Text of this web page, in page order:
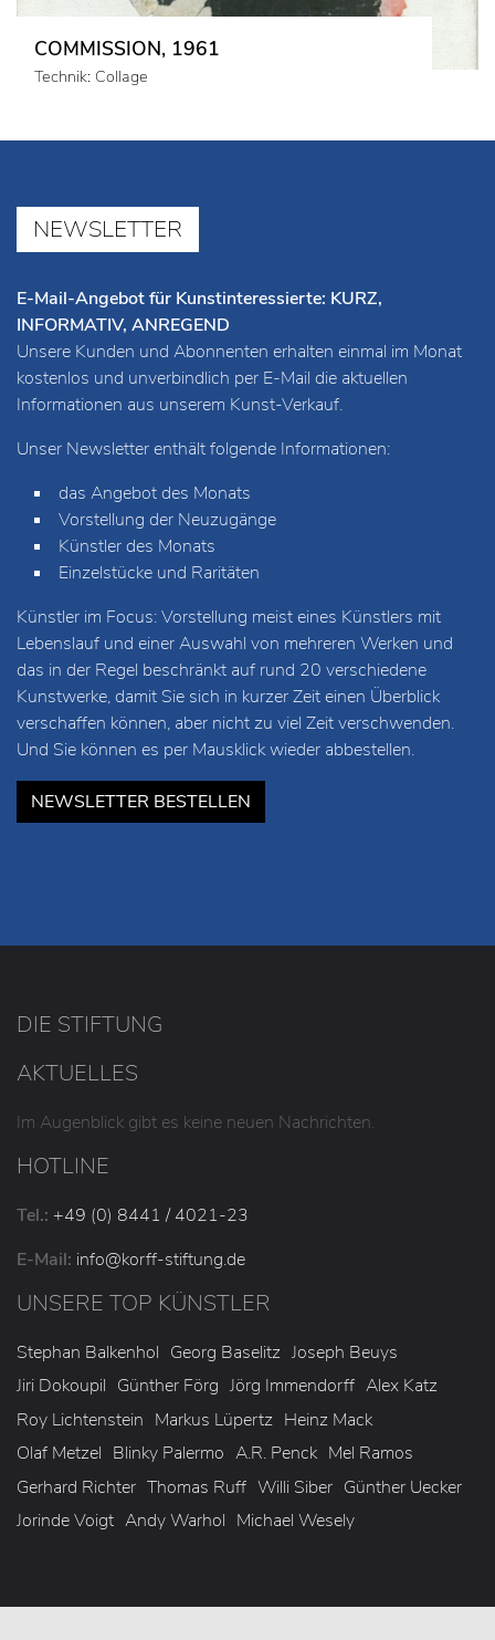
COMMISSION, 1961
Technik: Collage
NEWSLETTER
E-Mail-Angebot für Kunstinteressierte: KURZ,
INFORMATIV, ANREGEND
Unsere Kunden und Abonnenten erhalten einmal im Monat
kostenlos und unverbindlich per E-Mail die aktuellen
Informationen aus unserem Kunst-Verkauf.
Unser Newsletter enthält folgende Informationen:
das Angebot des Monats
Vorstellung der Neuzugänge
Künstler des Monats
Einzelstücke und Raritäten
Künstler im Focus: Vorstellung meist eines Künstlers mit
Lebenslauf und einer Auswahl von mehreren Werken und
das in der Regel beschränkt auf rund 20 verschiedene
Kunstwerke, damit Sie sich in kurzer Zeit einen Überblick
verschaffen können, aber nicht zu viel Zeit verschwenden.
Und Sie können es per Mausklick wieder abbestellen.
NEWSLETTER BESTELLEN
DIE STIFTUNG
AKTUELLES
Im Augenblick gibt es keine neuen Nachrichten.
HOTLINE
Tel.: +49 (0) 8441 / 4021-23
E-Mail: info@korff-stiftung.de
UNSERE TOP KÜNSTLER
Stephan Balkenhol Georg Baselitz Joseph Beuys
Jiri Dokoupil Günther Förg Jörg Immendorff Alex Katz
Roy Lichtenstein Markus Lüpertz Heinz Mack
Olaf Metzel Blinky Palermo A.R. Penck Mel Ramos
Gerhard Richter Thomas Ruff Willi Siber Günther Uecker
Jorinde Voigt Andy Warhol Michael Wesely